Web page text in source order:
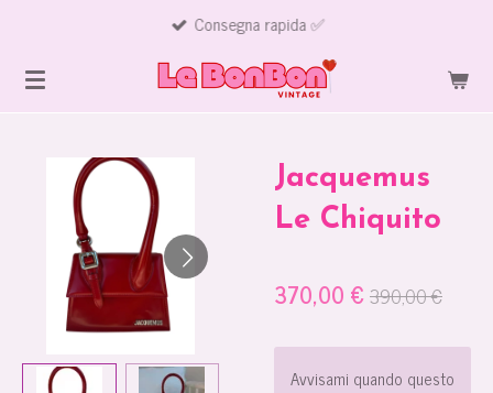
contenuto
principale
Consegna rapida ✅
Jacquemus
Le Chiquito
370,00 €390,00 €
Avvisami quando questo